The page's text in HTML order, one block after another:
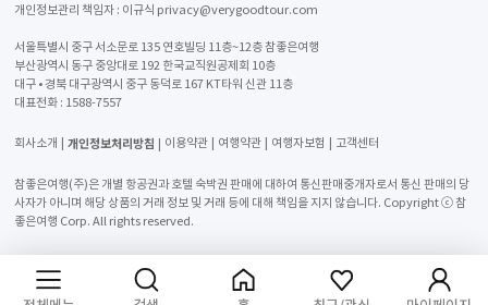
개인정보관리 책임자 : 이규식 privacy@verygoodtour.com
서울특별시 중구 서소문로 135 연호빌딩 11층~12층 참좋은여행
부산광역시 동구 중앙대로 192 한국교직원공제회 10층
대구 • 경북 대구광역시 중구 동덕로 167 KT타워 신관 11층
대표전화 : 1588-7557
회사소개 개인정보처리방침 이용약관 여행약관 여행자보험 고객센터
참좋은여행(주)은 개별 항공권과 호텔 숙박권 판매에 대하여 통신판매중개자로서 통신 판매의 당
사자가 아니며 해당 상품의 거래 정보 및 거래 등에 대해 책임을 지지 않습니다. Copyright ⓒ 참
좋은여행 Corp. All rights reserved.